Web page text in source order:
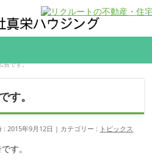
告です。
す。
: 2015年9月12日 カテゴリー : トピックス
す。